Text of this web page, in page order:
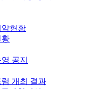
현황
황
공지
개최 결과